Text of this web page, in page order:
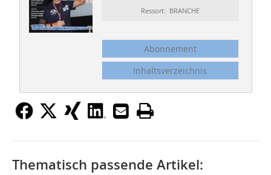
Ressort: BRANCHE
Abonnement
Inhaltsverzeichnis
Thematisch passende Artikel: